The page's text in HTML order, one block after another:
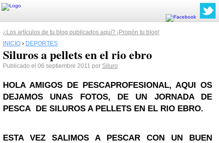
¿Los artículos de tu blog publicados aquí? ¡Propón tu blog!
INICIO › DEPORTES
Siluros a pellets en el rio ebro
Publicado el 06 septiembre 2011 por Siluro
HOLA AMIGOS DE PESCAPROFESIONAL, AQUI OS
DEJAMOS UNAS FOTOS, DE UN JORNADA DE
PESCA DE SILUROS A PELLETS EN EL RIO EBRO.
ESTA VEZ SALIMOS A PESCAR CON UN BUEN